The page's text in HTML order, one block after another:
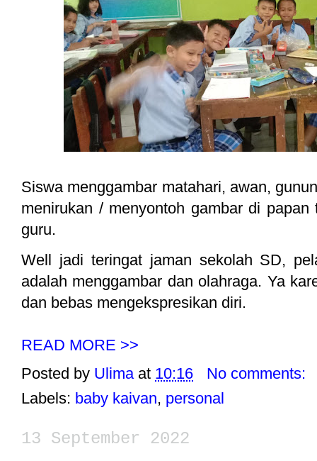
Siswa menggambar matahari, awan,
menirukan / menyontoh gambar di
guru.
Well jadi teringat jaman sekolah SD,
adalah menggambar dan olahraga. Ya
dan bebas mengekspresikan diri.
READ MORE >>
Posted by Ulima at 10:16
No comments:
Labels: baby kaivan, personal
13 September 2022